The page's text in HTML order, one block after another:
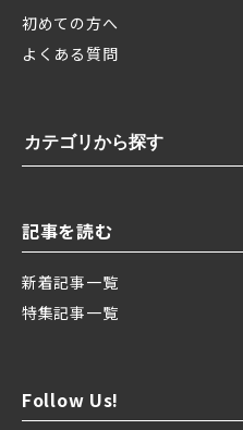
初めての方へ
よくある質問
カテゴリから探す
記事を読む
新着記事一覧
特集記事一覧
Follow Us!